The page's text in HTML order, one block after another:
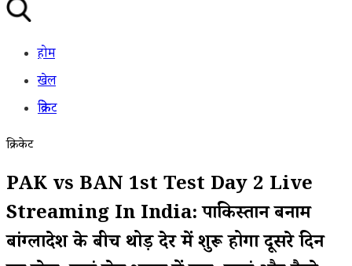
होम
खेल
क्रिकेट
क्रिकेट
PAK vs BAN 1st Test Day 2 Live
Streaming In India: पाकिस्तान बनाम
बांग्लादेश के बीच थोड़ी देर में शुरू होगा दूसरे दिन